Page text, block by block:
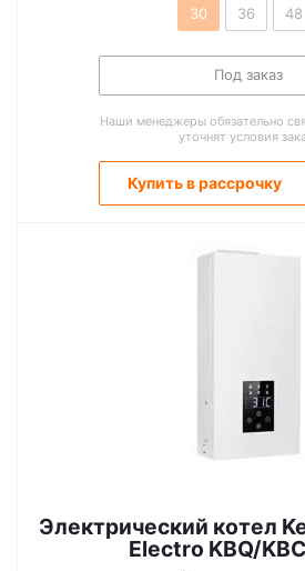
30 36 48
Под заказ
Наши менеджеры обязательно
уточнят условия
Купить в рассрочку
Электрический котел
Electro KBQ/